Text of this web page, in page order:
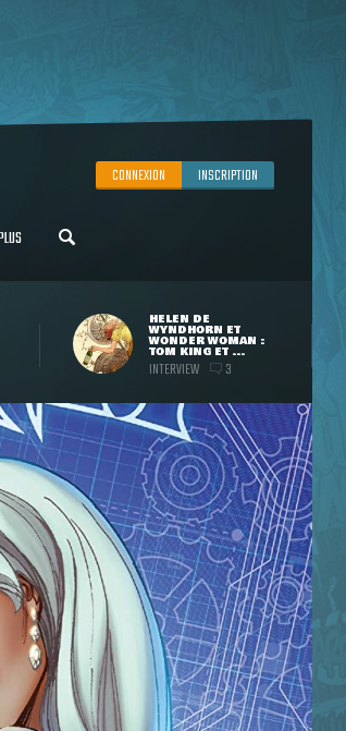
CONNEXION INSCRIPTION
HELEN DE
WYNDHORN ET
WONDER WOMAN :
TOM KING ET ...
INTERVIEW 3